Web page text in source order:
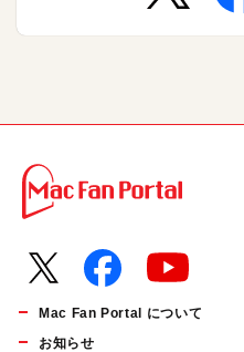
Mac Fan Portal について
お知らせ